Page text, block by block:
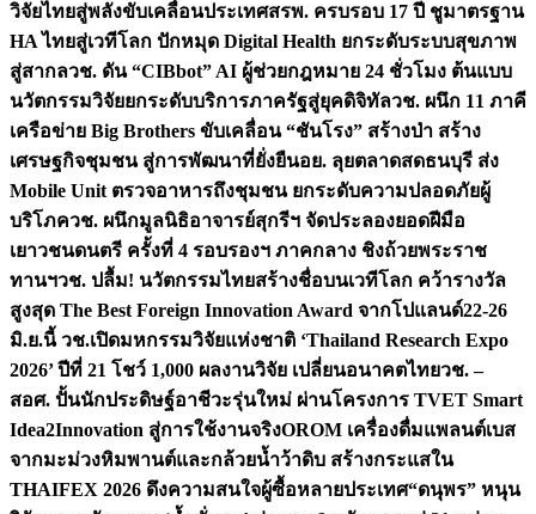
วิจัยไทยสู่พลังขับเคลื่อนประเทศสรพ. ครบรอบ 17 ปี ชูมาตรฐาน
HA ไทยสู่เวทีโลก ปักหมุด Digital Health ยกระดับระบบสุขภาพ
สู่สากลวช. ดัน “CIBbot” AI ผู้ช่วยกฎหมาย 24 ชั่วโมง ต้นแบบ
นวัตกรรมวิจัยยกระดับบริการภาครัฐสู่ยุคดิจิทัลวช. ผนึก 11 ภาคี
เครือข่าย Big Brothers ขับเคลื่อน “ชันโรง” สร้างป่า สร้าง
เศรษฐกิจชุมชน สู่การพัฒนาที่ยั่งยืนอย. ลุยตลาดสดธนบุรี ส่ง
Mobile Unit ตรวจอาหารถึงชุมชน ยกระดับความปลอดภัยผู้
บริโภควช. ผนึกมูลนิธิอาจารย์สุกรีฯ จัดประลองยอดฝีมือ
เยาวชนดนตรี ครั้งที่ 4 รอบรองฯ ภาคกลาง ชิงถ้วยพระราช
ทานฯวช. ปลื้ม! นวัตกรรมไทยสร้างชื่อบนเวทีโลก คว้ารางวัล
สูงสุด The Best Foreign Innovation Award จากโปแลนด์22-26
มิ.ย.นี้ วช.เปิดมหกรรมวิจัยแห่งชาติ ‘Thailand Research Expo
2026’ ปีที่ 21 โชว์ 1,000 ผลงานวิจัย เปลี่ยนอนาคตไทยวช. –
สอศ. ปั้นนักประดิษฐ์อาชีวะรุ่นใหม่ ผ่านโครงการ TVET Smart
Idea2Innovation สู่การใช้งานจริงOROM เครื่องดื่มแพลนต์เบส
จากมะม่วงหิมพานต์และกล้วยน้ำว้าดิบ สร้างกระแสใน
THAIFEX 2026 ดึงความสนใจผู้ซื้อหลายประเทศ“ดนุพร” หนุน